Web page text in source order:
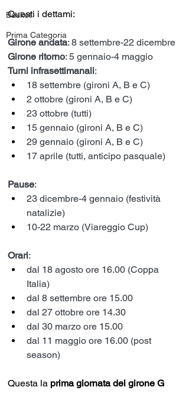
Basket
Prima Categoria
Questi i dettami:
Girone andata: 8 settembre-22 dicembre
Girone ritorno: 5 gennaio-4 maggio
Turni infrasettimanali:
18 settembre (gironi A, B e C)
2 ottobre (gironi A, B e C)
23 ottobre (tutti)
15 gennaio (gironi A, B e C)
29 gennaio (gironi A, B e C)
17 aprile (tutti, anticipo pasquale)
Pause:
23 dicembre-4 gennaio (festività
natalizie)
10-22 marzo (Viareggio Cup)
Orari:
dal 18 agosto ore 16.00 (Coppa
Italia)
dal 8 settembre ore 15.00
dal 27 ottobre ore 14.30
dal 30 marzo ore 15.00
dal 11 maggio ore 16.00 (post
season)
Questa la prima giornata del girone G